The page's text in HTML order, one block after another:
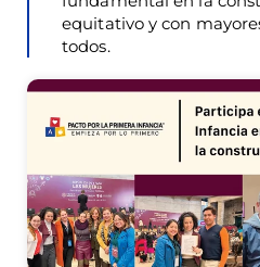
equitativo y con
todos.